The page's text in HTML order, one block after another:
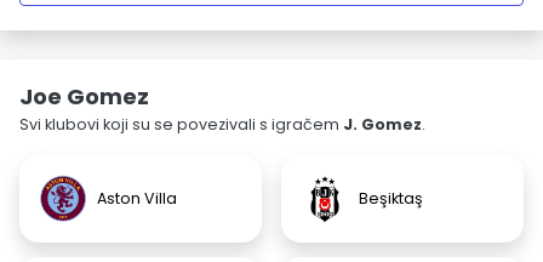
Joe Gomez
Svi klubovi koji su se povezivali s igračem J. Gomez.
Aston Villa Beşiktaş